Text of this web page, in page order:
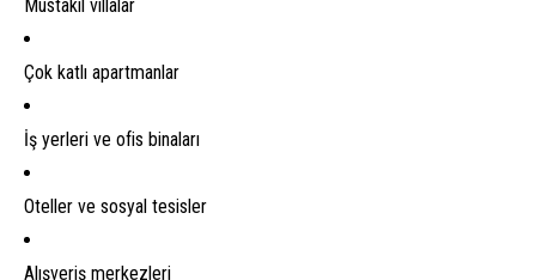
Müstakil villalar
Çok katlı apartmanlar
İş yerleri ve ofis binaları
Oteller ve sosyal tesisler
Alışveriş merkezleri